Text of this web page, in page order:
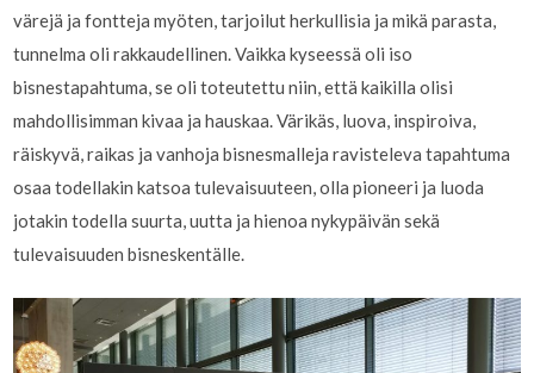
värejä ja fontteja myöten, tarjoilut herkullisia ja mikä parasta,
tunnelma oli rakkaudellinen. Vaikka kyseessä oli iso
bisnestapahtuma, se oli toteutettu niin, että kaikilla olisi
mahdollisimman kivaa ja hauskaa. Värikäs, luova, inspiroiva,
räiskyvä, raikas ja vanhoja bisnesmalleja ravisteleva tapahtuma
osaa todellakin katsoa tulevaisuuteen, olla pioneeri ja luoda
jotakin todella suurta, uutta ja hienoa nykypäivän sekä
tulevaisuuden bisneskentälle.